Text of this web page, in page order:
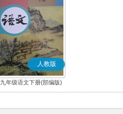
人教版
九年级语文下册(部编版)